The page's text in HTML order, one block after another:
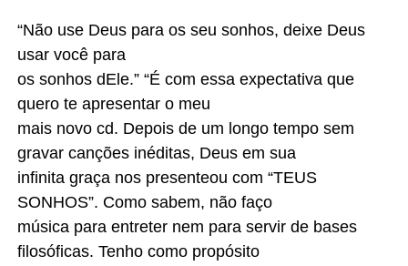
“Não use Deus para os seu sonhos, deixe Deus
usar você para
os sonhos dEle.” “É com essa expectativa que
quero te apresentar o meu
mais novo cd. Depois de um longo tempo sem
gravar canções inéditas, Deus em sua
infinita graça nos presenteou com “TEUS
SONHOS”. Como sabem, não faço
música para entreter nem para servir de bases
filosóficas. Tenho como propósito